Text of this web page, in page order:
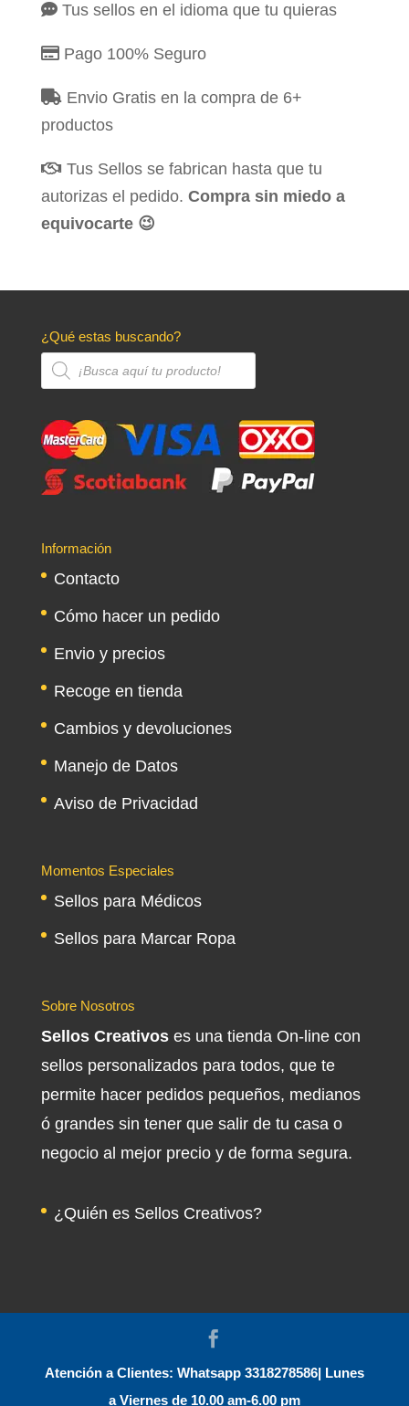
Tus sellos en el idioma que tu quieras
Pago 100% Seguro
Envio Gratis en la compra de 6+
productos
Tus Sellos se fabrican hasta que tu
autorizas el pedido. Compra sin miedo a
equivocarte 😉
¿Qué estas buscando?
Búsqueda
productos
Información
Contacto
Cómo hacer un pedido
Envio y precios
Recoge en tienda
Cambios y devoluciones
Manejo de Datos
Aviso de Privacidad
Momentos Especiales
Sellos para Médicos
Sellos para Marcar Ropa
Sobre Nosotros
Sellos Creativoses una tienda On-line con
sellos personalizados para todos, que te
permite hacer pedidos pequeños, medianos
ó grandes sin tener que salir de tu casa o
negocio al mejor precio y de forma segura.
¿Quién es Sellos Creativos?
Atención a Clientes: Whatsapp 3318278586| Lunes
a Viernes de 10.00 am-6.00 pm